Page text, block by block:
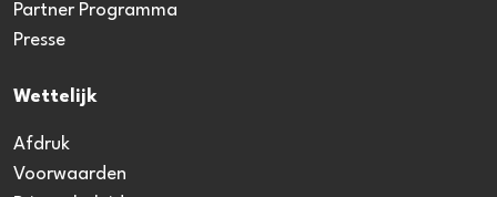
Partner Programma
Presse
Wettelijk
Afdruk
Voorwaarden